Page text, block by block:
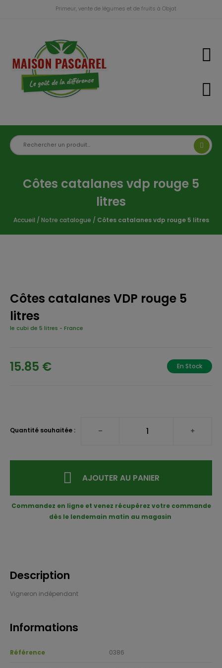
Primeur, vente de légumes et de fruits à Objat
Côtes catalanes vdp rouge 5
litres
Accueil / Notre catalogue / Côtes catalanes vdp rouge 5 litres
Côtes catalanes VDP rouge 5
litres
le cubi de 5 litres - France
15.85 € En Stock
Quantité souhaitée :
AJOUTER AU PANIER
Commandez en ligne et venez récupérez votre commande
dès le lendemain matin au magasin
Description
Vigne­ron indé­pen­dant
Informations
Référence 0386